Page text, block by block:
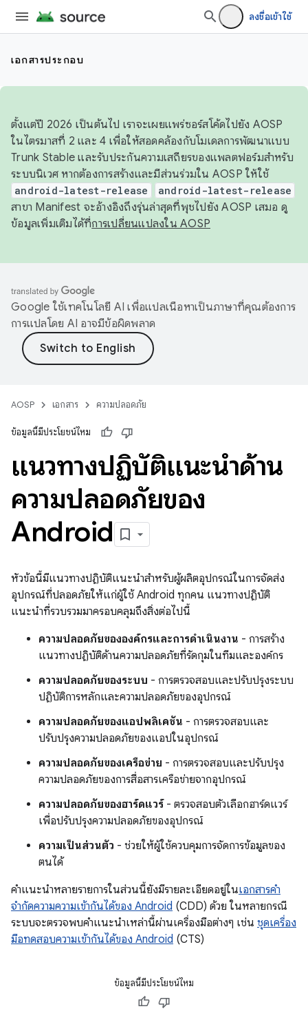
ลงชื่อเข้าใช้
เอกสารประกอบ
ตั้งแต่ปี 2026 เป็นต้นไป เราจะเผยแพร่ซอร์สโค้ดไปยัง AOSP
ในไตรมาสที่ 2 และ 4 เพื่อให้สอดคล้องกับโมเดลการพัฒนาแบบ
Trunk Stable และรับประกันความเสถียรของแพลตฟอร์มสำหรับ
ระบบนิเวศ หากต้องการสร้างและมีส่วนร่วมใน AOSP ให้ใช้
android-latest-release android-latest-release
สาขา Manifest จะอ้างอิงถึงรุ่นล่าสุดที่พุชไปยัง AOSP เสมอ ดู
ข้อมูลเพิ่มเติมได้ที่การเปลี่ยนแปลงใน AOSP
Google ใช้เทคโนโลยี AI เพื่อแปลเนื้อหาเป็นภาษาที่คุณต้องการ
การแปลโดย AI อาจมีข้อผิดพลาด
AOSP เอกสาร ความปลอดภัย
ข้อมูลนี้มีประโยชน์ไหม
แนวทางปฏิบัติแนะนำด้าน
ความปลอดภัยของ
Android
หัวข้อนี้มีแนวทางปฏิบัติแนะนำสำหรับผู้ผลิตอุปกรณ์ในการจัดส่ง
อุปกรณ์ที่ปลอดภัยให้แก่ผู้ใช้ Android ทุกคน แนวทางปฏิบัติ
แนะนำที่รวบรวมมาครอบคลุมถึงสิ่งต่อไปนี้
ความปลอดภัยขององค์กรและการดำเนินงาน - การสร้าง
แนวทางปฏิบัติด้านความปลอดภัยที่รัดกุมในทีมและองค์กร
ความปลอดภัยของระบบ - การตรวจสอบและปรับปรุงระบบ
ปฏิบัติการหลักและความปลอดภัยของอุปกรณ์
ความปลอดภัยของแอปพลิเคชัน - การตรวจสอบและ
ปรับปรุงความปลอดภัยของแอปในอุปกรณ์
ความปลอดภัยของเครือข่าย - การตรวจสอบและปรับปรุง
ความปลอดภัยของการสื่อสารเครือข่ายจากอุปกรณ์
ความปลอดภัยของฮาร์ดแวร์- ตรวจสอบตัวเลือกฮาร์ดแวร์
เพื่อปรับปรุงความปลอดภัยของอุปกรณ์
ความเป็นส่วนตัว - ช่วยให้ผู้ใช้ควบคุมการจัดการข้อมูลของ
ตนได้
คำแนะนำหลายรายการในส่วนนี้ยังมีรายละเอียดอยู่ในเอกสารคำ
จำกัดความความเข้ากันได้ของ Android (CDD) ด้วย ในหลายกรณี
ระบบจะตรวจพบคําแนะนําเหล่านี้ผ่านเครื่องมือต่างๆ เช่น ชุดเครื่อง
มือทดสอบความเข้ากันได้ของ Android (CTS)
ข้อมูลนี้มีประโยชน์ไหม